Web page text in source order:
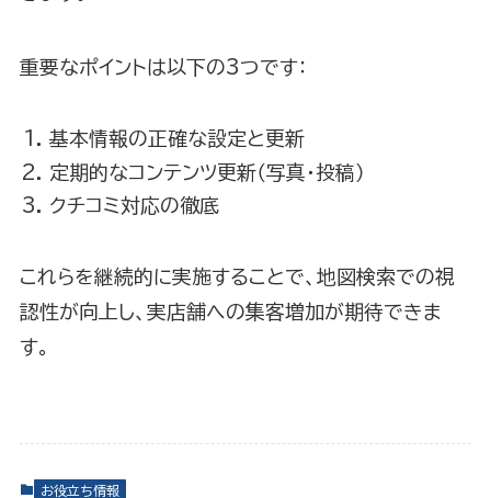
重要なポイントは以下の3つです：
基本情報の正確な設定と更新
定期的なコンテンツ更新（写真・投稿）
クチコミ対応の徹底
これらを継続的に実施することで、地図検索での視
認性が向上し、実店舗への集客増加が期待できま
す。
お役立ち情報